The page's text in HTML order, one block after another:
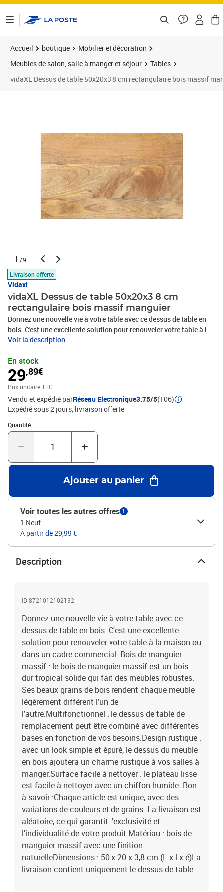
Accueil boutique
Mobilier et décoration
Meubles de salon, salle à manger et séjour
Tables
vidaXL Dessus de table 50x20x3 8 cm rectangulaire bois massif
1 /9
Livraison offerte
Vidaxl
vidaXL Dessus de table 50x20x3 8 cm
rectangulaire bois massif manguier
Donnez une nouvelle vie à votre table avec ce dessus de table en
bois. C'est une excellente solution pour renouveler votre table à la
maison ou dans un cadre commercial. Bois de manguier massif :
des meubles robustes. Ses beaux grains de bois rendent chaque
meuble légèrement différent l'un de l'autre.Multifonctionnel : le
dessus de table de remplacement peut être combiné avec
différentes bases en fonction de vos besoins.Design rustique :
avec un look simple et épuré, le dessus du meuble en bois ajoutera
un charme rustique à vos salles à manger.Surface facile à nettoyer
: le plateau lisse est facile à nettoyer avec un chiffon humide. Bon
à savoir :Chaque article est unique, avec des variations de
couleurs et de grains. La livraison est aléatoire, ce qui garantit
manguier massif avec une finition naturelleDimensions : 50 x 20 x
3,8 cm (L x l x é)La livraison contient uniquement le dessus de
Voir la description
En stock
29,89€
Prix unitaire TTC
Vendu et expédié parRéseau Electronique3.75/5(106)
Expédié sous 2 jours livraison offerte
Quantité
Quantité : 1
Ajouter au panier
Voir toutes les autres offres 1
1 Neuf —
À partir de 29,99 €
Description
ID 8721012102132
Donnez une nouvelle vie à votre table avec ce
dessus de table en bois. C'est une excellente
solution pour renouveler votre table à la maison ou
dans un cadre commercial. Bois de manguier
massif : le bois de manguier massif est un bois
dur tropical solide qui fait des meubles robustes.
Ses beaux grains de bois rendent chaque meuble
légèrement différent l'un de
l'autre.Multifonctionnel : le dessus de table de
remplacement peut être combiné avec différentes
bases en fonction de vos besoins.Design rustique :
avec un look simple et épuré, le dessus du meuble
en bois ajoutera un charme rustique à vos salles à
manger.Surface facile à nettoyer : le plateau lisse
est facile à nettoyer avec un chiffon humide. Bon
à savoir :Chaque article est unique, avec des
variations de couleurs et de grains. La livraison est
aléatoire, ce qui garantit l'exclusivité et
l'individualité de votre produit.Matériau : bois de
manguier massif avec une finition
naturelleDimensions : 50 x 20 x 3,8 cm (L x l x é)La
livraison contient uniquement le dessus de table